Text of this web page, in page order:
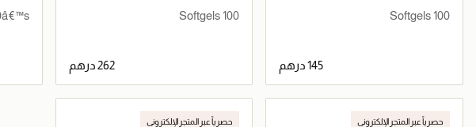
100 Softgels
جاري تحميل التفاصيل
100 Softgels
⁦262⁩ درهم
جاري تحميل التفاصيل
60â€™s
حصرياً عبر المتجر الإلكتروني حصرياً عبر المتجر الإلكتروني